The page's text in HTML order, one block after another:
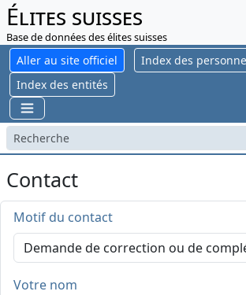
Élites suisses
Base de données des élites suisses
Aller au site officiel
Index des
Index des entités
Contact
Motif du contact
Votre nom